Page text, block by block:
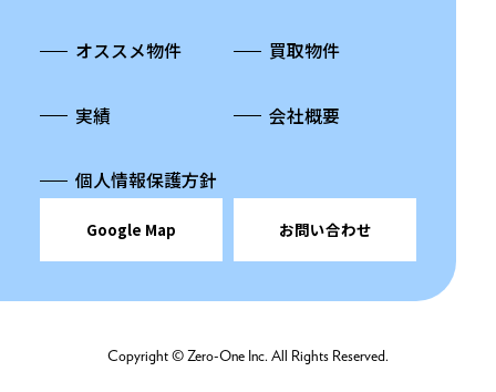
オススメ物件 買取物件
実績 会社概要
個人情報保護方針
お問い合わせ
Google Map
Copyright © Zero-One Inc. All Rights Reserved.